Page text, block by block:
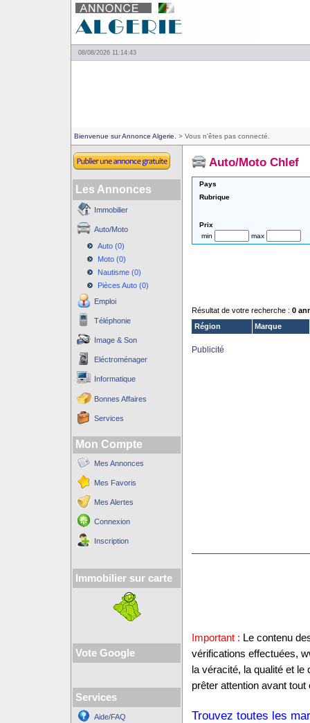
08/08/2026 11:14:43
Bienvenue sur Annonce Algerie. > Vous n'êtes pas connecté.
Les Annonces
Immobilier
Auto/Moto
Auto (0)
Moto (0)
Nautisme (0)
Pièces Auto (0)
Emploi
Téléphonie
Image & Son
Eléctroménager
Informatique
Bonnes Affaires
Services
Mon Compte
Mes Annonces
Mes Favoris
Mes Alertes
Connexion
Inscription
Immobilier sur carte
Vote Google
Services
Aide/FAQ
Auto/Moto Chlef
Pays
Rubrique
Prix
min
max
Résultat de votre recherche : 0
Région
Marque
Publicité
Important : Le contenu
vérifications effectuées,
la véracité, la qualité et
prêter attention avant tout
Trouvez toutes les